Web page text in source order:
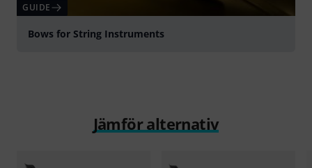
GUIDE
Bows for String Instruments
Jämför alternativ